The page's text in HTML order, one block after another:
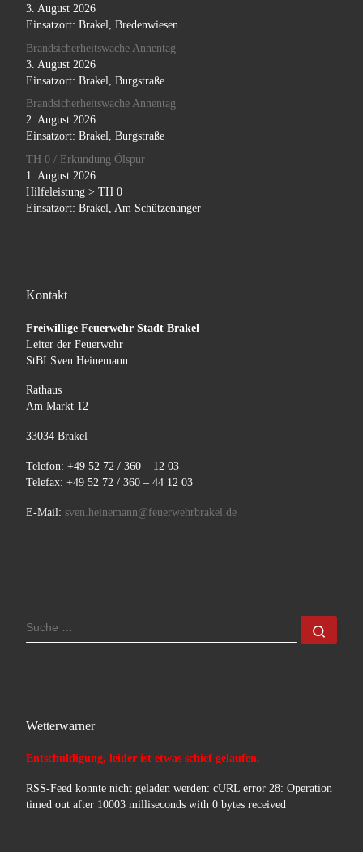
3. August 2026
Einsatzort: Brakel, Bredenwiesen
Brandsicherheitswache Annentag
3. August 2026
Einsatzort: Brakel, Burgstraße
Brandsicherheitswache Annentag
2. August 2026
Einsatzort: Brakel, Burgstraße
TH 0 / Erkundung Ölspur
1. August 2026
Hilfeleistung > TH 0
Einsatzort: Brakel, Am Schützenanger
Kontakt
Freiwillige Feuerwehr Stadt Brakel
Leiter der Feuerwehr
StBI Sven Heinemann
Rathaus
Am Markt 12
33034 Brakel
Telefon: +49 52 72 / 360 – 12 03
Telefax: +49 52 72 / 360 – 44 12 03
E-Mail: sven.heinemann@feuerwehrbrakel.de
SUCHE
Wetterwarner
Entschuldigung, leider ist etwas schief gelaufen.
RSS-Feed konnte nicht geladen werden: cURL error 28: Operation
timed out after 10003 milliseconds with 0 bytes received